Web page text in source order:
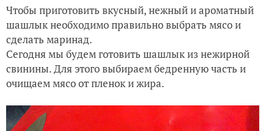
Чтобы приготовить вкусный, нежный и ароматный
шашлык необходимо правильно выбрать мясо и
сделать маринад.
Сегодня мы будем готовить шашлык из нежирной
свинины. Для этого выбираем бедренную часть и
очищаем мясо от пленок и жира.